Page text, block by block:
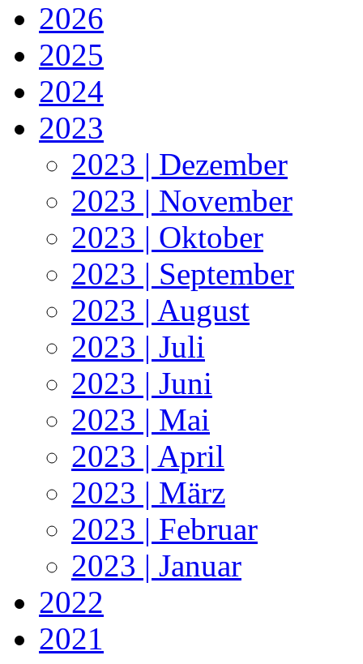
2026
2025
2024
2023
2023 | Dezember
2023 | November
2023 | Oktober
2023 | September
2023 | August
2023 | Juli
2023 | Juni
2023 | Mai
2023 | April
2023 | März
2023 | Februar
2023 | Januar
2022
2021